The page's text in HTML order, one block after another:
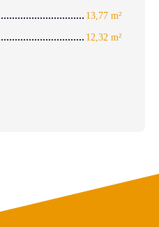
13,77 m²
12,32 m²